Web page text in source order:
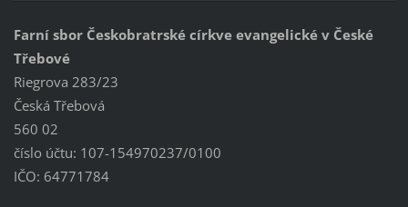
Farní sbor Českobratrské církve evangelické v České
Třebové
Riegrova 283/23
Česká Třebová
560 02
číslo účtu: 107-154970237/0100
IČO: 64771784